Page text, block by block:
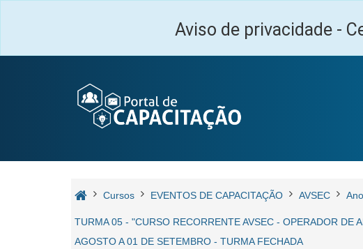
Aviso de privacidade -
Cursos EVENTOS DE CAPACITAÇÃO AVSEC
TURMA 05 - "CURSO RECORRENTE AVSEC - OPERADOR
AGOSTO A 01 DE SETEMBRO - TURMA FECHADA